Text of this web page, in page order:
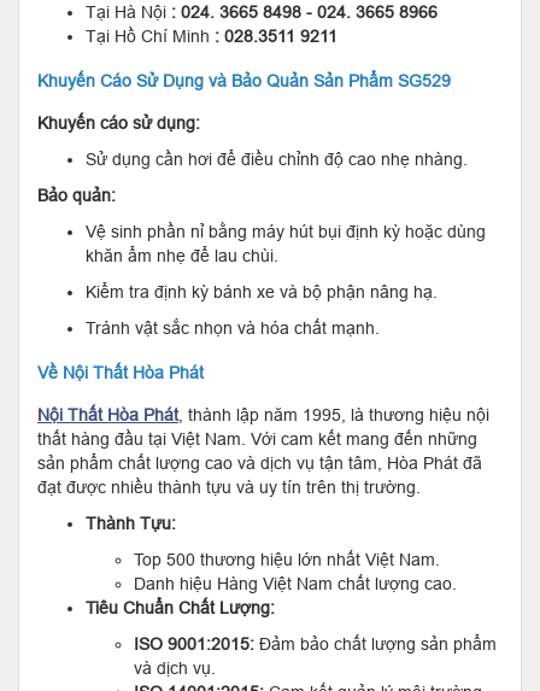
Tại Hà Nội : 024. 3665 8498 - 024. 3665 8966
Tại Hồ Chí Minh : 028.3511 9211
Khuyến Cáo Sử Dụng và Bảo Quản Sản Phẩm SG529
Khuyến cáo sử dụng:
Sử dụng cần hơi để điều chỉnh độ cao nhẹ nhàng.
Bảo quản:
Vệ sinh phần nỉ bằng máy hút bụi định kỳ hoặc dùng
khăn ẩm nhẹ để lau chùi.
Kiểm tra định kỳ bánh xe và bộ phận nâng hạ.
Tránh vật sắc nhọn và hóa chất mạnh.
Về Nội Thất Hòa Phát
Nội Thất Hòa Phát, thành lập năm 1995, là thương hiệu nội
thất hàng đầu tại Việt Nam. Với cam kết mang đến những
sản phẩm chất lượng cao và dịch vụ tận tâm, Hòa Phát đã
đạt được nhiều thành tựu và uy tín trên thị trường.
Thành Tựu:
Top 500 thương hiệu lớn nhất Việt Nam.
Danh hiệu Hàng Việt Nam chất lượng cao.
Tiêu Chuẩn Chất Lượng:
ISO 9001:2015: Đảm bảo chất lượng sản phẩm
và dịch vụ.